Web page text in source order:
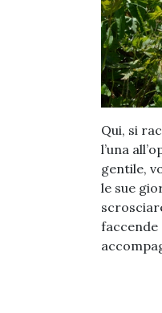
Qui, si
l’una
gentile,
le sue
faccende